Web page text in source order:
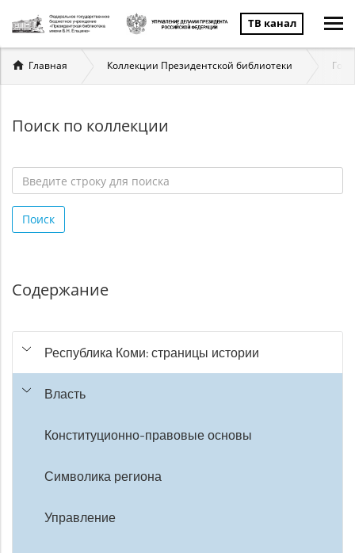
ТВ канал
Вы
здесь
Главная Коллекции Президентской библиотеки
Поиск по коллекции
строку
для
Поиск
Содержание
Республика Коми: страницы истории
Власть
Конституционно-правовые основы
Символика региона
Управление